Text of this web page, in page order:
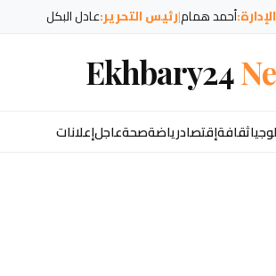
أحمد همام|رئيس التحرير:عادل البكل
Ekhbary24
ثقافةإقتصادرياضةصحةعاجلإعلانات